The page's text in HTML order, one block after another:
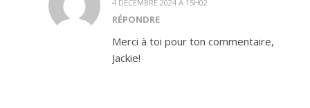
4 DÉCEMBRE 2024 À 15H02
RÉPONDRE
Merci à toi pour ton commentaire,
Jackie!